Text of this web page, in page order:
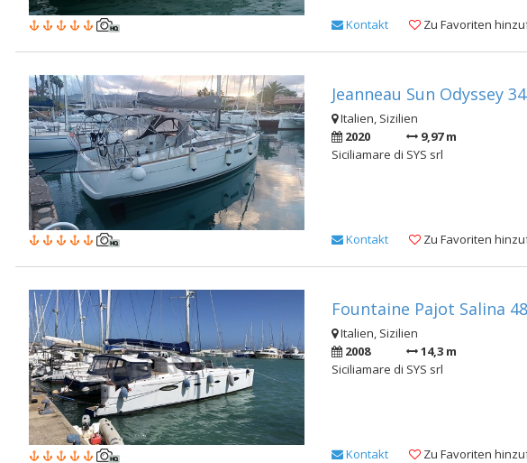
Kontakt Zu Favoriten
Jeanneau Sun Odyssey
Italien, Sizilien
2020
9,97 m
Siciliamare di SYS srl
Kontakt Zu Favoriten
Fountaine Pajot Salina
Italien, Sizilien
2008
14,3 m
Siciliamare di SYS srl
Kontakt Zu Favoriten